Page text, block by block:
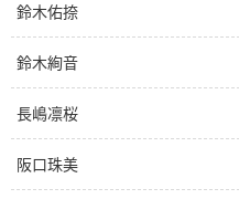
鈴木佑捺
鈴木絢音
長嶋凛桜
阪口珠美